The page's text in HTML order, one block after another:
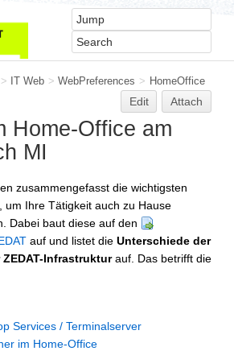
> IT Web > WebPreferences > HomeOffice
Edit Attach
Home-Office am
MI
zusammengefasst die wichtigsten
um Ihre Tätigkeit auch zu Hause
Dabei baut diese auf den
auf und listet die Unterschiede der
Infrastrukturauf. Das betrifft die
Services / Terminalserver
im Home-Office